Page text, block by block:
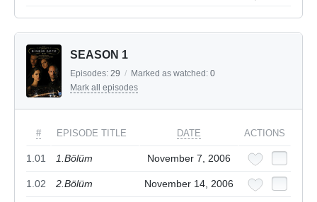
SEASON 1
Episodes: 29 / Marked as watched: 0
Mark all episodes
# EPISODE TITLE DATE ACTIONS
1.01 1.Bölüm November 7, 2006
1.02 2.Bölüm November 14, 2006